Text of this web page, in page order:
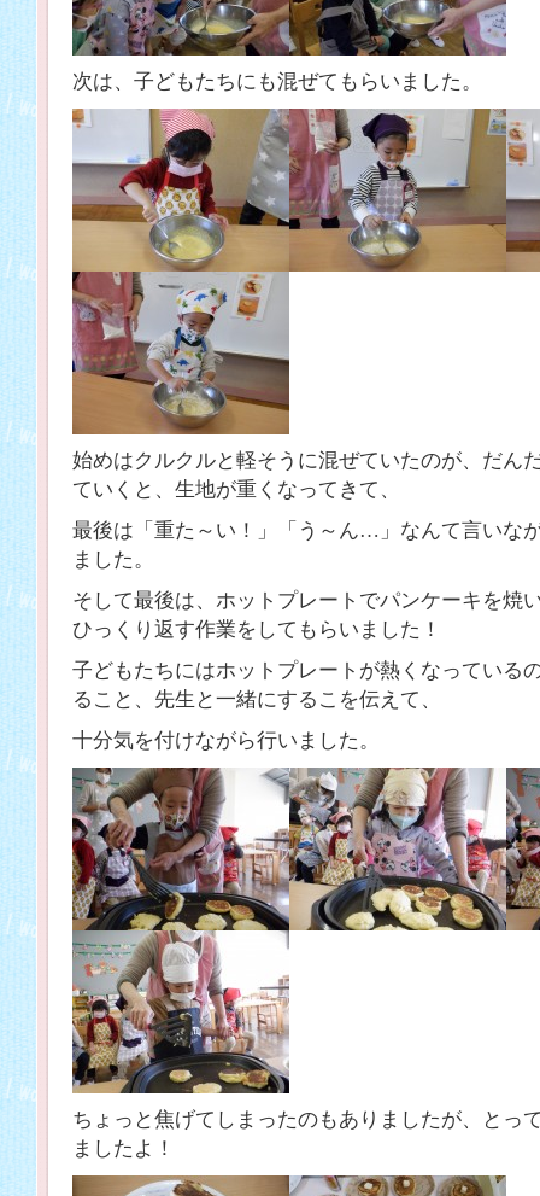
次は、子どもたちにも混ぜてもらいました。
始めはクルクルと軽そうに混ぜていたのが、だん
ていくと、生地が重くなってきて、
最後は「重た～い！」「う～ん…」なんて言いな
ました。
そして最後は、ホットプレートでパンケーキを焼
ひっくり返す作業をしてもらいました！
子どもたちにはホットプレートが熱くなっている
ること、先生と一緒にするこを伝えて、
十分気を付けながら行いました。
ちょっと焦げてしまったのもありましたが、とっ
ましたよ！